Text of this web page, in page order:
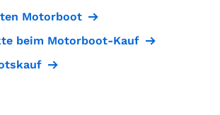
Motorboot
beim Motorboot-Kauf